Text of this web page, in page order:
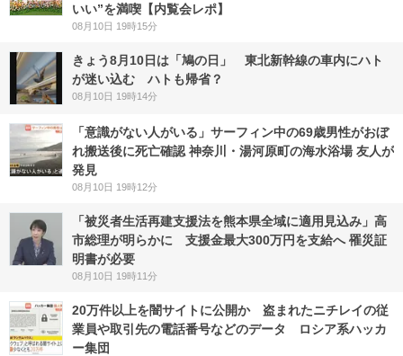
いい”を満喫【内覧会レポ】
08月10日 19時15分
きょう8月10日は「鳩の日」 東北新幹線の車内にハト
が迷い込む ハトも帰省？
08月10日 19時14分
「意識がない人がいる」サーフィン中の69歳男性がおぼ
れ搬送後に死亡確認 神奈川・湯河原町の海水浴場 友人が
発見
08月10日 19時12分
「被災者生活再建支援法を熊本県全域に適用見込み」高
市総理が明らかに 支援金最大300万円を支給へ 罹災証
明書が必要
08月10日 19時11分
20万件以上を闇サイトに公開か 盗まれたニチレイの従
業員や取引先の電話番号などのデータ ロシア系ハッカ
ー集団